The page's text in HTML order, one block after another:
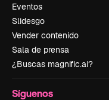
Eventos
Slidesgo
Vender contenido
Sala de prensa
¿Buscas magnific.ai?
Síguenos